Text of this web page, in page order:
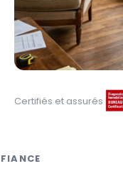
Certifiés et assurés